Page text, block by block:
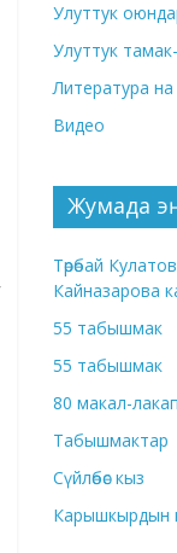
Улуттук
Улуттук
Литература
Видео
Жумада
Төрөбай
Кайназарова
55 табышмак
55 табышмак
80 макал-лакап
Табышмактар
Сүйлөбөс кыз
Карышкырдын